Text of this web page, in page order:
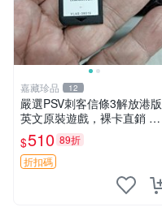
嘉藏珍品 12
嚴選PSV刺客信條3解放港版
英文原裝遊戲，裸卡直銷 刺
客信條3 游戲 港版游戲
$510 89折
折扣碼